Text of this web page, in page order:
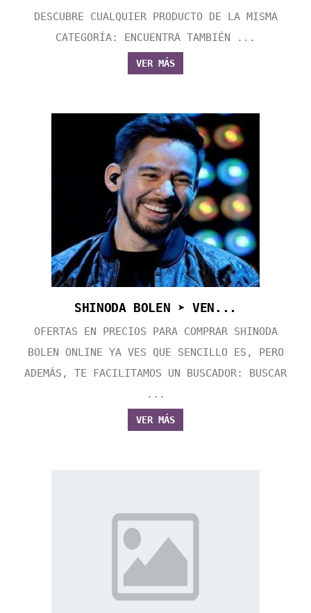
DESCUBRE CUALQUIER PRODUCTO DE LA MISMA
CATEGORÍA: ENCUENTRA TAMBIÉN ...
VER MÁS
SHINODA BOLEN ➤ VEN...
OFERTAS EN PRECIOS PARA COMPRAR SHINODA
BOLEN ONLINE YA VES QUE SENCILLO ES, PERO
ADEMÁS, TE FACILITAMOS UN BUSCADOR: BUSCAR
...
VER MÁS